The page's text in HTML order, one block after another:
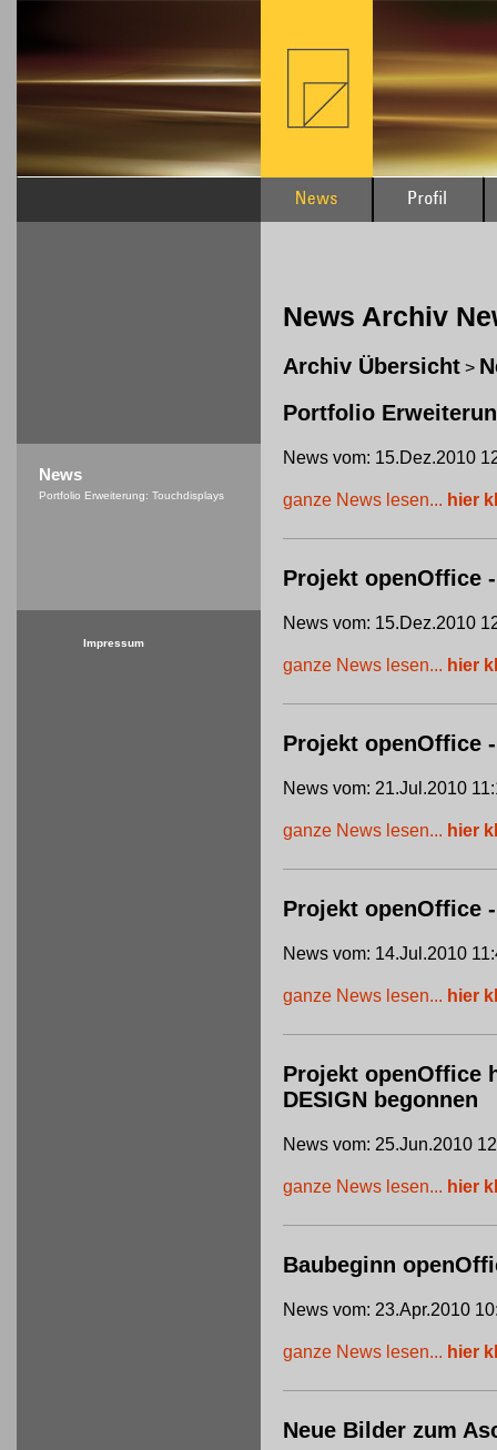
News Archiv
Archiv Übersicht >
Portfolio
News vom: 15.Dez.2010
ganze News lesen... hier
Projekt openOffice
News vom: 15.Dez.2010
ganze News lesen... hier
Projekt openOffice
News vom: 21.Jul.2010
ganze News lesen... hier
Projekt openOffice
News vom: 14.Jul.2010
ganze News lesen... hier
Projekt openOffice
DESIGN begonnen
News vom: 25.Jun.2010
ganze News lesen... hier
Baubeginn
News vom: 23.Apr.2010
ganze News lesen... hier
Neue Bilder zum
News
Portfolio Erweiterung: Touchdisplays
Impressum